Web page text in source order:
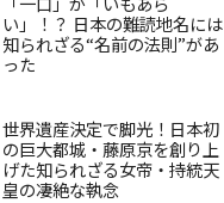
い」！？ 日本の難読地名には
知られざる“名前の法則”があ
った
世界遺産決定で脚光！日本初
の巨大都城・藤原京を創り上
げた知られざる女帝・持統天
皇の凄絶な執念